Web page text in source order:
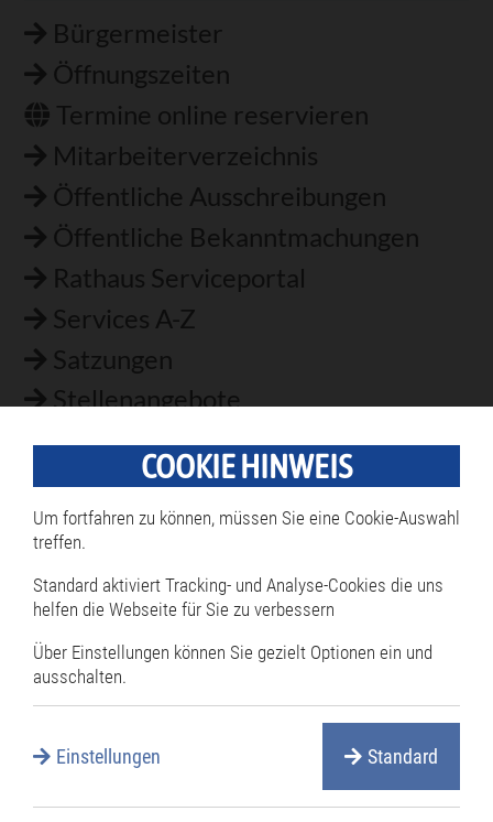
Bürgermeister
Öffnungszeiten
Termine online reservieren
Mitarbeiterverzeichnis
Öffentliche Ausschreibungen
Öffentliche Bekanntmachungen
Rathaus Serviceportal
Services A-Z
Satzungen
Stellenangebote
Verwaltungsgliederung
Bestattungen
Ferienprogramm
PhilMeet Videokonferenz
COOKIE HINWEIS
Um fortfahren zu können, müssen Sie eine Cookie-Auswahl
treffen.
Standard aktiviert Tracking- und Analyse-Cookies die uns
helfen die Webseite für Sie zu verbessern
Über Einstellungen können Sie gezielt Optionen ein und
ausschalten.
Einstellungen Standard